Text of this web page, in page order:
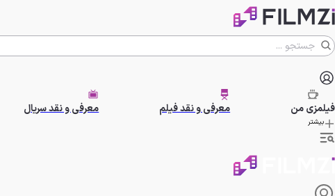
فیلمزیمن معرفی و نقد فیلم معرفی و نقد سریال
بیشتر